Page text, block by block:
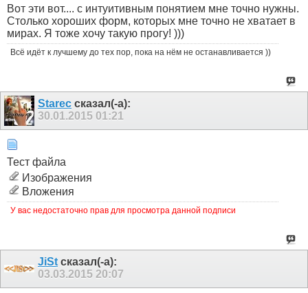
Вот эти вот.... с интуитивным понятием мне точно нужны.
Столько хороших форм, которых мне точно не хватает в
мирах. Я тоже хочу такую прогу! )))
Всё идёт к лучшему до тех пор, пока на нём не останавливается ))
Starec сказал(-а):
30.01.2015 01:21
Тест файла
Изображения
Вложения
У вас недостаточно прав для просмотра данной подписи
JiSt сказал(-а):
03.03.2015 20:07